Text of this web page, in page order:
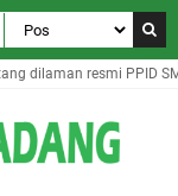
dilaman resmi PPID